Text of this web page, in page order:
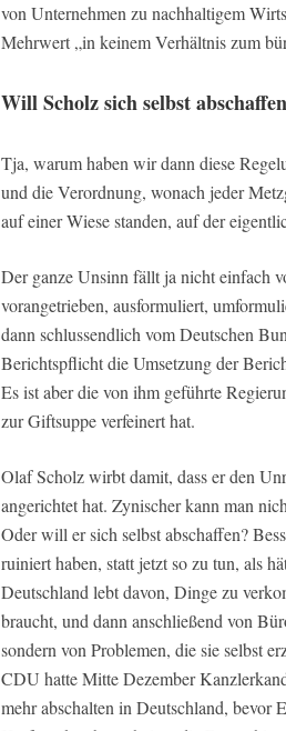
von Unternehmen zu nachhaltigem
Mehrwert „in keinem Verhältnis zum
Will Scholz sich selbst
Tja, warum haben wir dann diese
und die Verordnung, wonach jeder
auf einer Wiese standen, auf der
Der ganze Unsinn fällt ja nicht einfach
vorangetrieben, ausformuliert,
dann schlussendlich vom Deutschen
Berichtspflicht die Umsetzung der
Es ist aber die von ihm geführte
zur Giftsuppe verfeinert hat.
Olaf Scholz wirbt damit, dass er den
angerichtet hat. Zynischer kann man
Oder will er sich selbst abschaffen?
ruiniert haben, statt jetzt so zu tun, als
Deutschland lebt davon, Dinge zu
braucht, und dann anschließend von
sondern von Problemen, die sie selbst
CDU hatte Mitte Dezember
mehr abschalten in Deutschland, bevor